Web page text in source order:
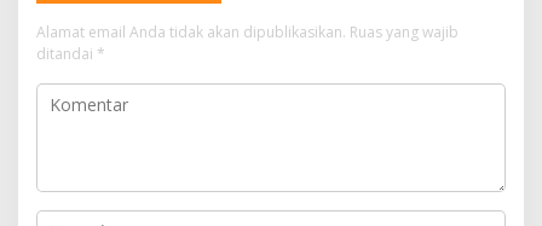
Alamat email Anda tidak akan dipublikasikan. Ruas yang wajib
ditandai *